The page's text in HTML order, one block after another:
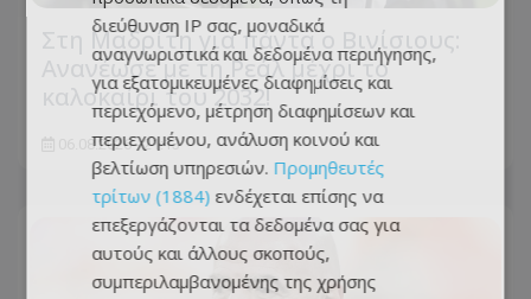
Στη Μαδρίτη για πάντα ο Βινίσιους:
Ανανέωσε με τη Ρεάλ μέχρι το
καλοκαίρι του 2032!
06.08.2026 - 21:13
διεύθυνση IP σας, μοναδικά
αναγνωριστικά και δεδομένα περιήγησης,
για εξατομικευμένες διαφημίσεις και
περιεχόμενο, μέτρηση διαφημίσεων και
περιεχομένου, ανάλυση κοινού και
βελτίωση υπηρεσιών. Προμηθευτές
τρίτων (1884) ενδέχεται επίσης να
επεξεργάζονται τα δεδομένα σας για
αυτούς και άλλους σκοπούς,
συμπεριλαμβανομένης της χρήσης